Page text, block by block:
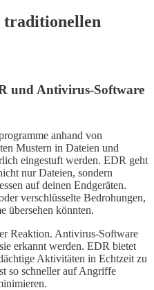
traditionellen
und Antivirus-Software
anhand von
Mustern in Dateien und
eingestuft werden. EDR geht
nur Dateien, sondern
auf deinen Endgeräten.
verschlüsselte Bedrohungen,
übersehen könnten.
Reaktion. Antivirus-Software
erkannt werden. EDR bietet
Aktivitäten in Echtzeit zu
so schneller auf Angriffe